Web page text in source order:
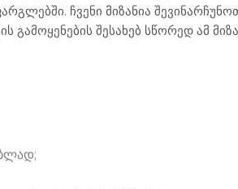
ჩვენი მიზანია
გამოყენების შესახებ სწორედ ამ